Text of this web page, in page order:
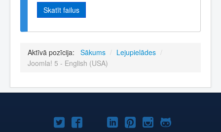
Skatīt failus
Aktīvā pozīcija: Sākums / Lejupielādes /
Joomla! 5 - English (USA)
Joomla!Joomla!Joomla!
Joomla!Joomla!
Joomla!Joomla!